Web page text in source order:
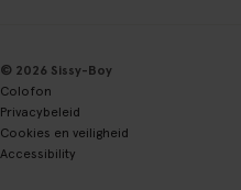
© 2026 Sissy-Boy
Colofon
Privacybeleid
Cookies en veiligheid
Accessibility